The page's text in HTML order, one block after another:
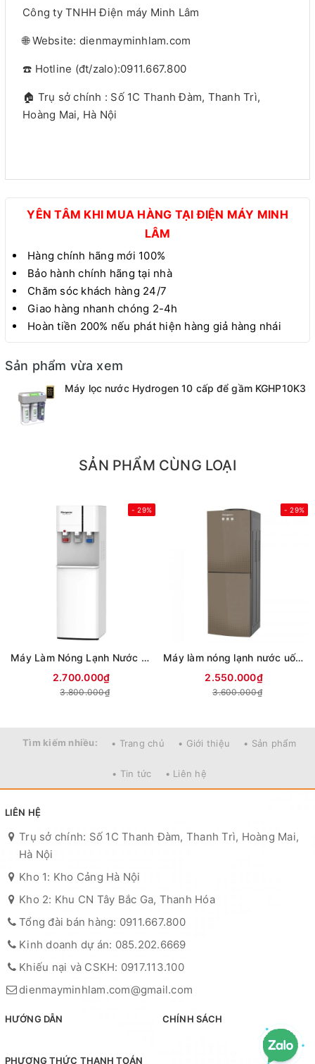
Công ty TNHH Điện máy Minh Lâm
🌐 Website: dienmayminhlam.com
☎️ Hotline (đt/zalo):0911.667.800
🏠 Trụ sở chính : Số 1C Thanh Đàm, Thanh Trì,
Hoàng Mai, Hà Nội
YÊN TÂM KHI MUA HÀNG TẠI ĐIỆN MÁY MINH
LÂM
Hàng chính hãng mới 100%
Bảo hành chính hãng tại nhà
Chăm sóc khách hàng 24/7
Giao hàng nhanh chóng 2-4h
Hoàn tiền 200% nếu phát hiện hàng giả hàng nhái
Sản phẩm vừa xem
Máy lọc nước Hydrogen 10 cấp để gầm KGHP10K3
SẢN PHẨM CÙNG LOẠI
- 29%
Máy Làm Nóng Lạnh Nước Uống Kangaroo KG59A3
2.700.000₫
3.800.000₫
- 29%
Máy làm nóng lạnh nước uống Kangaroo KG58A3
2.550.000₫
3.600.000₫
Tìm kiếm nhiều: • Trang chủ • Giới thiệu • Sản phẩm
• Tin tức • Liên hệ
LIÊN HỆ
Trụ sở chính: Số 1C Thanh Đàm, Thanh Trì, Hoàng Mai,
Hà Nội
Kho 1: Kho Cảng Hà Nội
Kho 2: Khu CN Tây Bắc Ga, Thanh Hóa
Tổng đài bán hàng: 0911.667.800
Kinh doanh dự án: 085.202.6669
Khiếu nại và CSKH: 0917.113.100
dienmayminhlam.com@gmail.com
HƯỚNG DẪN CHÍNH SÁCH
PHƯƠNG THỨC THANH TOÁN